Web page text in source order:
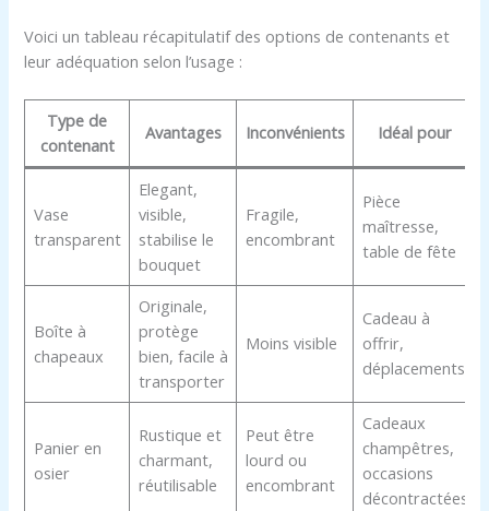
Voici un tableau récapitulatif des options de contenants et
leur adéquation selon l’usage :
Type de
contenant
Avantages Inconvénients Idéal pour
Vase
transparent
Elegant,
visible,
stabilise le
bouquet
Fragile,
encombrant
Pièce
maîtresse,
table de fête
Boîte à
chapeaux
Originale,
protège
bien, facile à
transporter
Moins visible
Cadeau à
offrir,
déplacements
Panier en
osier
Rustique et
charmant,
réutilisable
Peut être
lourd ou
encombrant
Cadeaux
champêtres,
occasions
décontractées